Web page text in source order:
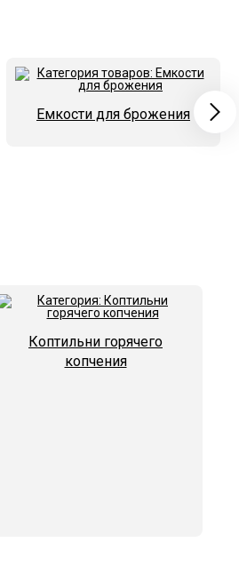
Емкости для брожения
Коптильни горячего
копчения